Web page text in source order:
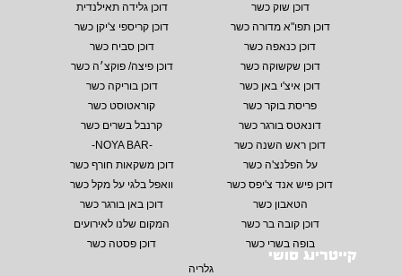
דוכן שוק כשר
דוכן גלידה תאילנדית
דוכן תפו"א מדורה כשר
דוכן קריספי צ'יקן כשר
דוכן כנאפה כשר
דוכן סביח כשר
דוכן שקשוקה כשר
דוכן פיצה/ פוקצ׳ה כשר
דוכן איצ'י באן כשר
דוכן בוריקה כשר
פריסת בוקר כשר
קוראטוסט כשר
דונאטס בורגר כשר
קרנבל בשרים כשר
דוכן ראש השנה כשר
-NOYA BAR-
על הפלנצ'ה כשר
דוכן משקאות חורף כשר
דוכן פיש אנד צ'יפס כשר
וואפל בלגי על מקל כשר
הטאבון כשר
דוכן באן בורגר כשר
דוכן קובה בר כשר
המקום שלנו לאירועים
בופה בשרי כשר
דוכן פסטה כשר
קייטרינג סושי
גלריה